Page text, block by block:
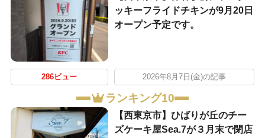
ッキーフライドチキンが9月20日
オープン予定です。
286ビュー 2026年8月7日(金)の記事
ランキング10
【西東京市】ひばりが丘のチー
ズケーキ屋Sea.7が３月末で閉店